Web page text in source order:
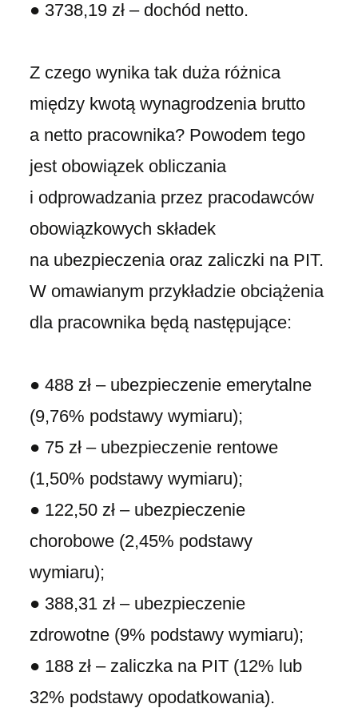
● 3738,19 zł – dochód netto.
Z czego wynika tak duża różnica
między kwotą wynagrodzenia brutto
a netto pracownika? Powodem tego
jest obowiązek obliczania
i odprowadzania przez pracodawców
obowiązkowych składek
na ubezpieczenia oraz zaliczki na PIT.
W omawianym przykładzie obciążenia
dla pracownika będą następujące:
● 488 zł – ubezpieczenie emerytalne
(9,76% podstawy wymiaru);
● 75 zł – ubezpieczenie rentowe
(1,50% podstawy wymiaru);
● 122,50 zł – ubezpieczenie
chorobowe (2,45% podstawy
wymiaru);
● 388,31 zł – ubezpieczenie
zdrowotne (9% podstawy wymiaru);
● 188 zł – zaliczka na PIT (12% lub
32% podstawy opodatkowania).